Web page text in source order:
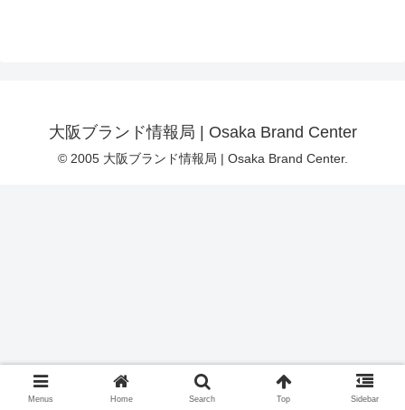
大阪ブランド情報局 | Osaka Brand Center
© 2005 大阪ブランド情報局 | Osaka Brand Center.
Menus Home Search Top Sidebar